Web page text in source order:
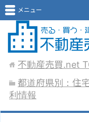
メニュー
不動産売買.net
都道府県別：住
利情報